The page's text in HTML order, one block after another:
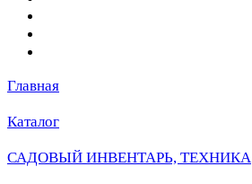
Главная
Каталог
САДОВЫЙ ИНВЕНТАРЬ, ТЕХНИКА